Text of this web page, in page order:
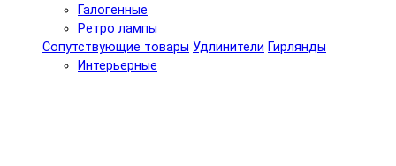
Галогенные
Ретро лампы
Сопутствующие товары Удлинители Гирлянды
Интерьерные